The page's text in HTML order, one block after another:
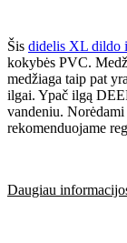
Šis didelis XL dildo
kokybės PVC.
medžiaga taip pat
ilgai. Ypač ilgą
vandeniu.
rekomenduojame
Daugiau